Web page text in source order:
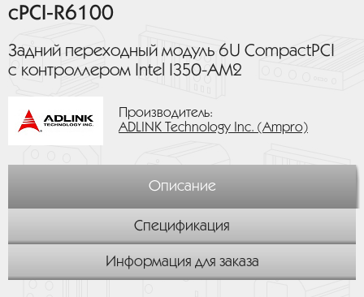
cPCI-R6100
Задний переходный модуль 6U CompactPCI
с контроллером Intel I350-AM2
Производитель:
ADLINK Technology Inc. (Ampro)
Описание
Спецификация
Информация для заказа